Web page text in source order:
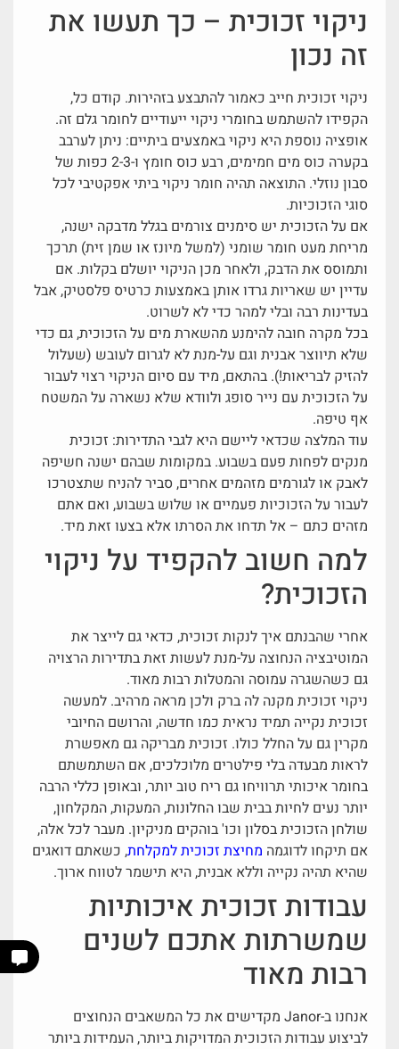
ניקוי זכוכית – כך תעשו את
זה נכון
ניקוי זכוכית חייב כאמור להתבצע בזהירות. קודם כל,
הקפידו להשתמש בחומרי ניקוי ייעודיים לחומר גלם זה.
אופציה נוספת היא ניקוי באמצעים ביתיים: ניתן לערבב
בקערה כוס מים חמימים, רבע כוס חומץ ו-2-3 כפות של
סבון נוזלי. התוצאה תהיה חומר ניקוי ביתי אפקטיבי לכל
סוגי הזכוכיות.
אם על הזכוכית יש סימנים צורמים בגלל מדבקה ישנה,
מריחת מעט חומר שומני (למשל מיונז או שמן זית) תרכך
ותמוסס את הדבק, ולאחר מכן הניקוי יושלם בקלות. אם
עדיין יש שאריות גרדו אותן באמצעות כרטיס פלסטיק, אבל
בעדינות רבה ובלי למהר כדי לא לשרוט.
בכל מקרה חובה להימנע מהשארת מים על הזכוכית, גם כדי
שלא תיווצר אבנית וגם על-מנת לא לגרום לעובש (שעלול
להזיק לבריאות!). בהתאם, מיד עם סיום הניקוי רצוי לעבור
על הזכוכית עם נייר סופג ולוודא שלא נשארה על המשטח
אף טיפה.
עוד המלצה שכדאי ליישם היא לגבי התדירות: זכוכית
מנקים לפחות פעם בשבוע. במקומות שבהם ישנה חשיפה
לאבק או לגורמים מזהמים אחרים, סביר להניח שתצטרכו
לעבור על הזכוכיות פעמיים או שלוש בשבוע, ואם אתם
מזהים כתם – אל תדחו את הסרתו אלא בצעו זאת מיד.
למה חשוב להקפיד על ניקוי
הזכוכית?
אחרי שהבנתם איך לנקות זכוכית, כדאי גם לייצר את
המוטיבציה הנחוצה על-מנת לעשות זאת בתדירות הרצויה
גם כשהשגרה עמוסה והמטלות רבות מאוד.
ניקוי זכוכית מקנה לה ברק ולכן מראה מרהיב. למעשה
זכוכית נקייה תמיד נראית כמו חדשה, והרושם החיובי
מקרין גם על החלל כולו. זכוכית מבריקה גם מאפשרת
לראות מבעדה בלי פילטרים מלוכלכים, אם השתמשתם
בחומר איכותי תרוויחו גם ריח טוב יותר, ובאופן כללי הרבה
יותר נעים לחיות בבית שבו החלונות, המעקות, המקלחון,
שולחן הזכוכית בסלון וכו' בוהקים מניקיון. מעבר לכל אלה,
אם תיקחו לדוגמה מחיצת זכוכית למקלחת, כשאתם דואגים
שהיא תהיה נקייה וללא אבנית, היא תישמר לטווח ארוך.
עבודות זכוכית איכותיות
שמשרתות אתכם לשנים
רבות מאוד
אנחנו ב-Janor מקדישים את כל המשאבים הנחוצים
לביצוע עבודות הזכוכית המדויקות ביותר, העמידות ביותר